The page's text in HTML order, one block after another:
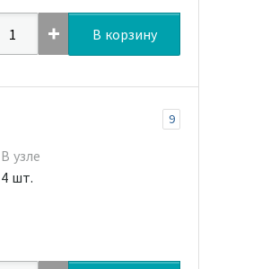
В корзину
9
В узле
4 шт.